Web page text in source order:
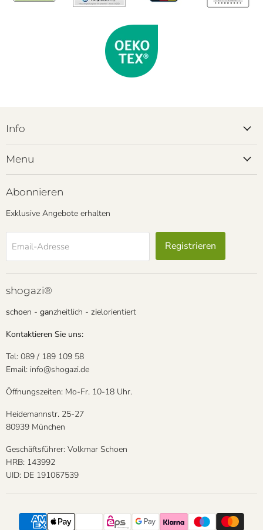
Info
Menu
Abonnieren
Exklusive Angebote erhalten
Email-Adresse Registrieren
shogazi®
schoen - ganzheitlich - zielorientiert
Kontaktieren Sie uns:
Tel: 089 / 189 109 58
Email: info@shogazi.de
Öffnungszeiten: Mo-Fr. 10-18 Uhr.
Heidemannstr. 25-27
80939 München
Geschäftsführer: Volkmar Schoen
HRB: 143992
UID: DE 191067539